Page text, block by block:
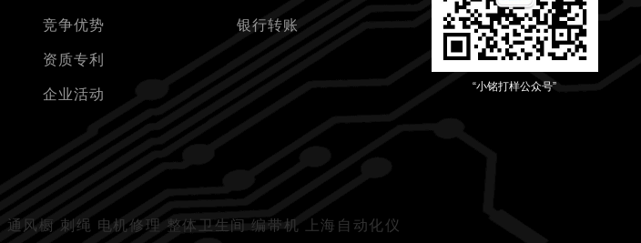
竞争优势
资质专利
企业活动
银行转账
通风橱 刺绳 电机修理 整体卫生间编带机 上海自动化仪
“小铭打样公众号”